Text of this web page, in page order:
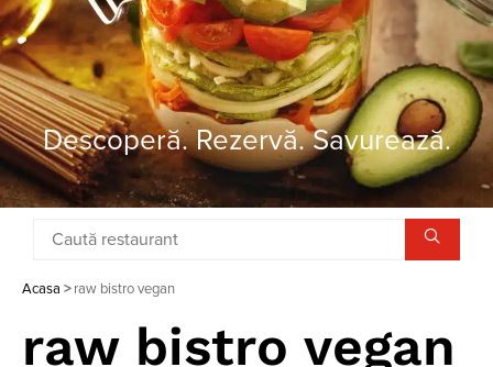
Descoperă. Rezervă. Savurează.
Acasa > raw bistro vegan
raw bistro vegan